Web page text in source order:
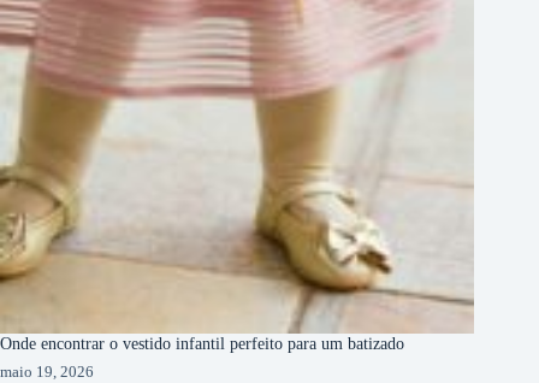
Onde encontrar o vestido infantil perfeito para um batizado
maio 19, 2026